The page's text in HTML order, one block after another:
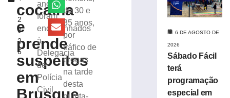
,
2
0
2
6
cocaína
e
prende
suspeitos
em
Brusque
anos
foram
encaminhados
à
Delegacia
de
Polícia
Civil
de 30 e
35 anos,
por
tráfico de
drogas
na tarde
desta
quinta-
cabine
destruída
Lebon
6 DE AGOSTO DE
2026
Sábado Fácil
terá
programação
especial em